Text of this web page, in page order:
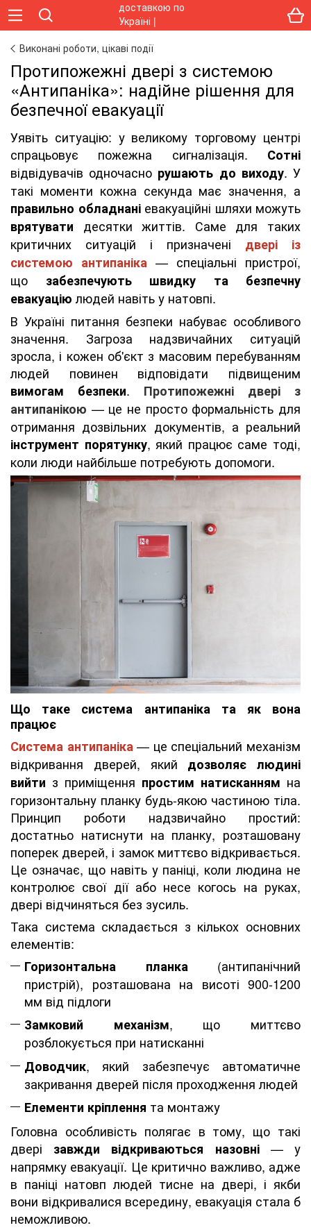
Виконані роботи, цікаві події
Протипожежні двері з системою
«Антипаніка»: надійне рішення для
безпечної евакуації
Уявіть ситуацію: у великому торговому центрі
спрацьовує пожежна сигналізація. Сотні
відвідувачів одночасно рушають до виходу. У
такі моменти кожна секунда має значення, а
правильно обладнаніевакуаційні шляхи можуть
врятувати десятки життів. Саме для таких
критичних ситуацій і призначені двері із
системою антипаніка — спеціальні пристрої,
що забезпечують швидку та безпечну
евакуацію людей навіть у натовпі.
В Україні питання безпеки набуває особливого
значення. Загроза надзвичайних ситуацій
зросла, і кожен об'єкт з масовим перебуванням
людей повинен відповідати підвищеним
вимогам безпеки. Протипожежні двері з
антипанікою — це не просто формальність для
отримання дозвільних документів, а реальний
інструмент порятунку, який працює саме тоді,
коли люди найбільше потребують допомоги.
Що таке система антипаніка та як вона
працює
Система антипаніка — це спеціальний механізм
відкривання дверей, який дозволяє людині
вийти з приміщення простим натисканням на
горизонтальну планку будь-якою частиною тіла.
Принцип роботи надзвичайно простий:
достатньо натиснути на планку, розташовану
поперек дверей, і замок миттєво відкривається.
Це означає, що навіть у паніці, коли людина не
контролює свої дії або несе когось на руках,
двері відчиняться без зусиль.
Така система складається з кількох основних
елементів:
Горизонтальна планка (антипанічний
пристрій), розташована на висоті 900-1200
мм від підлоги
Замковий механізм, що миттєво
розблокується при натисканні
Доводчик, який забезпечує автоматичне
закривання дверей після проходження людей
Елементи кріплення та монтажу
Головна особливість полягає в тому, що такі
двері завжди відкриваються назовні— у
напрямку евакуації. Це критично важливо, адже
в паніці натовп людей тисне на двері, і якби
вони відкривалися всередину, евакуація стала б
неможливою.